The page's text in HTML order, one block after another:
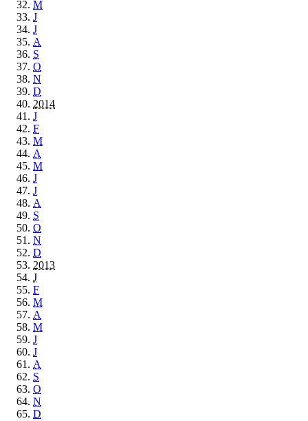
M
J
J
A
S
O
N
D
2014
J
F
M
A
M
J
J
A
S
O
N
D
2013
J
F
M
A
M
J
J
A
S
O
N
D